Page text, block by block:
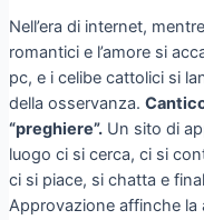
Nell’era di internet,
romantici e l’amore si
pc, e i celibe cattolici si
della osservanza.
“preghiere”.Un sito di
luogo ci si cerca, ci si
ci si piace, si chatta e
Approvazione affinche